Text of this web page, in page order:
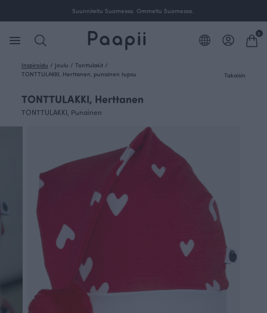
yli 100 € tilauksille Suomessa.
0
Inspiroidu / Joulu / Tonttulakit /
TONTTULAKKI, Herttanen, punainen tupsu
Takaisin
TONTTULAKKI, Herttanen
TONTTULAKKI, Punainen